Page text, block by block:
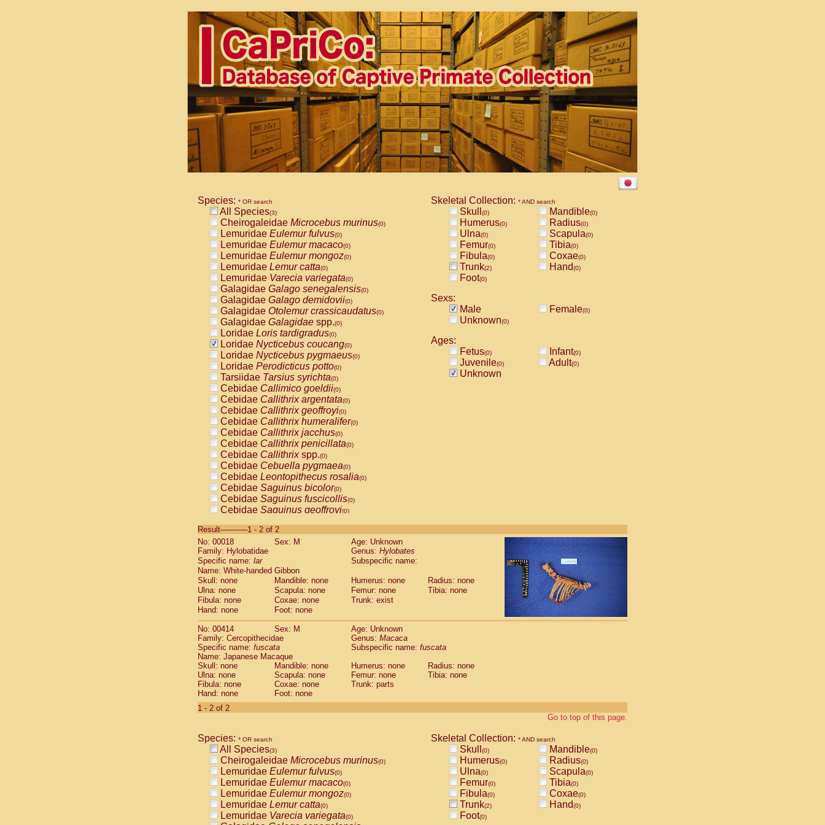
Species: * OR search
All Species(3)
Cheirogaleidae Microcebus murinus(0)
Lemuridae Eulemur fulvus(0)
Lemuridae Eulemur macaco(0)
Lemuridae Eulemur mongoz(0)
Lemuridae Lemur catta(0)
Lemuridae Varecia variegata(0)
Galagidae Galago senegalensis(0)
Galagidae Galago demidovii(0)
Galagidae Otolemur crassicaudatus(0)
Galagidae Galagidae spp.(0)
Loridae Loris tardigradus(0)
Loridae Nycticebus coucang(0)
Loridae Nycticebus pygmaeus(0)
Loridae Perodicticus potto(0)
Tarsiidae Tarsius syrichta(0)
Cebidae Callimico goeldii(0)
Cebidae Callithrix argentata(0)
Cebidae Callithrix geoffroyi(0)
Cebidae Callithrix humeralifer(0)
Cebidae Callithrix jacchus(0)
Cebidae Callithrix penicillata(0)
Cebidae Callithrixspp.(0)
Cebidae Cebuella pygmaea(0)
Cebidae Leontopithecus rosalia(0)
Cebidae Saguinus bicolor(0)
Cebidae Saguinus fuscicollis(0)
Cebidae Saguinus geoffroyi(0)
CebidaeSaguinus labiatus(0)
Cebidae Saguinus leucopus (0)
CebidaeSaguinus midas
CebidaeSaguinus mystax
CebidaeSaguinus nigricollis (0)
Cebidae Saguinus oedipus
Cebidae Saguinus weddelli
Cebidae Saguinusspp.
CebidaeAotus trivirgatus(0)
Cebidae Cebus albifrons
CebidaeCebus apella
CebidaeCebus capucinus
Cebidae Cebus nigrivittatus
Cebidae Cebusspp.(0)
Cebidae Saimiri boliviensis
Cebidae Saimiri sciureus
Atelidae
AtelidaeAlouatta
AtelidaeAteles belzebuth
AtelidaeAteles geoffroyi(0)
AtelidaeAteles paniscus(0)
AtelidaeAtelesspp. (0)
AtelidaeLagothrix lagothricha(0)
AtelidaeLagothrix lagothricha cana
PitheciidaeCacajao calvus rubicundus
Skeletal Collection: * AND search
Skull (0) Mandible(0)
Humerus(0) Radius(0)
Ulna(0) Scapula(0)
Femur(0) Tibia(0)
Fibula(0) Coxae(0)
Trunk(2) Hand(0)
Foot(0)
Sexs:
Male
Female(0)
Unknown(0)
Ages:
Fetus(0) Infant(0)
Juvenile(0) Adult(0)
Unknown
Result-----------1 - 2 of 2
No: 00018
Sex: M
Age: Unknown
Family: Hylobatidae
Genus: Hylobates
Specific name: lar
Subspecific name:
Name: White-handed Gibbon
Skull: none
Mandible: none Humerus: none
Radius: none
Ulna: none
Scapula: none Femur: none
Tibia: none
Fibula: none
Coxae: none
Trunk: exist
Hand: none
Foot: none
No: 00414 Sex: M
Age: Unknown
Family: Cercopithecidae
Genus: Macaca
Specific name: fuscata Subspecific name: fuscata
Name: Japanese Macaque
Skull: none
Mandible: none Humerus: none
Radius: none
Ulna: none
Scapula: none Femur: none
Tibia: none
Fibula: none
Coxae: none
Trunk: parts
Hand: none
Foot: none
1 - 2 of 2
Go to top of this page.
Species: * OR search
All Species(3)
Cheirogaleidae Microcebus murinus(0)
Lemuridae Eulemur fulvus(0)
Lemuridae Eulemur macaco(0)
Lemuridae Eulemur mongoz(0)
Lemuridae Lemur catta(0)
Lemuridae Varecia variegata(0)
Skeletal Collection: * AND search
Skull (0) Mandible(0)
Humerus(0) Radius(0)
Ulna(0) Scapula(0)
Femur(0) Tibia(0)
Fibula(0) Coxae(0)
Trunk(2) Hand(0)
Foot(0)